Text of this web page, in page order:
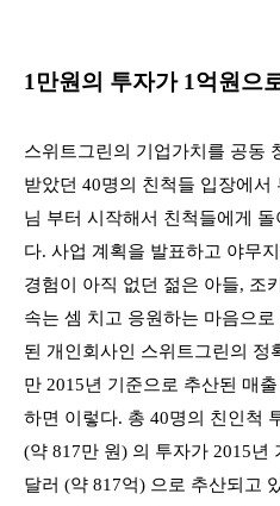
1만원의 투자가 1억원으
스위트그린의 기업가치를 공동
받았던 40명의 친척들 입장에서
님 부터 시작해서 친척들에게
다. 사업 계획을 발표하고 야무
경험이 아직 없던 젊은 아들, 조
속는 셈 치고 응원하는 마음으
된 개인회사인 스위트그린의 정
만 2015년 기준으로 추산된 매
하면 이렇다. 총 40명의 친인척
(약 817만 원) 의 투자가 2015년
달러 (약 817억) 으로 추산되고